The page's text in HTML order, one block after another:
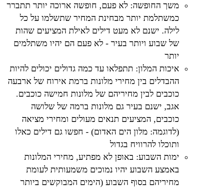
משך החופשה: לא פעם, חופשה ארוכה יותר תתברר
כמשתלמת יותר מבחינת המחיר שתשלמו על כל
לילה. ישנם לא מעט דילים לאילת המציעים שהות
של שבוע ויותר בעיר - לא פעם הם יהיו משתלמים
יותר
איכות המלון: תתפלאו עד כמה גדולים יכולים להיות
ההבדלים בין מחירי מלונות ברמת אירוח של ארבעה
כוכבים לבין מחיריהם של מלונות חמישה כוכבים.
אגב, ישנם בעיר גם מלונות ברמה של שלושה
כוכבים, המציעים תנאים מעולים ומחירי מציאה
(לדוגמה: מלון הים האדום) - חפשו גם דילים כאלו
ותוכלו להרוויח בגדול
ימות השבוע: באופן לא מפתיע, מחירי המלונות
באמצע השבוע יהיו נמוכים משמעותית לעומת
מחיריהם בסוף השבוע (הימים המבוקשים ביותר